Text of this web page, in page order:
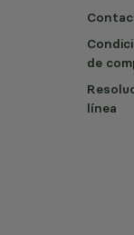
de
línea